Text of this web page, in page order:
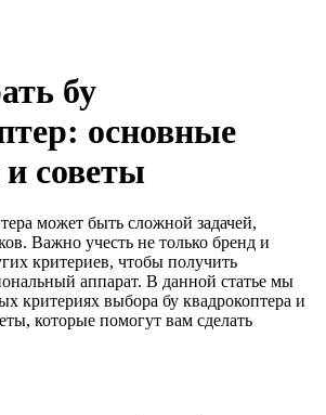
бу
основные
советы
может быть сложной задачей,
Важно учесть не только бренд и
критериев, чтобы получить
аппарат. В данной статье мы
критериях выбора бу квадрокоптера и
которые помогут вам сделать